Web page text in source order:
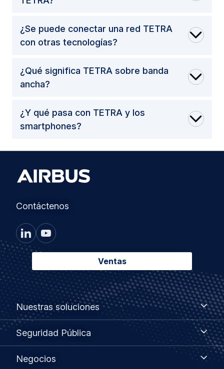
¿Se puede conectar una red TETRA
con otras tecnologías?
¿Qué significa TETRA sobre banda
ancha?
¿Y qué pasa con TETRA y los
smartphones?
Contáctenos
Ventas
Footer
menu
Nuestras soluciones
Nuestras
soluciones
Seguridad Pública
Seguridad
Negocios